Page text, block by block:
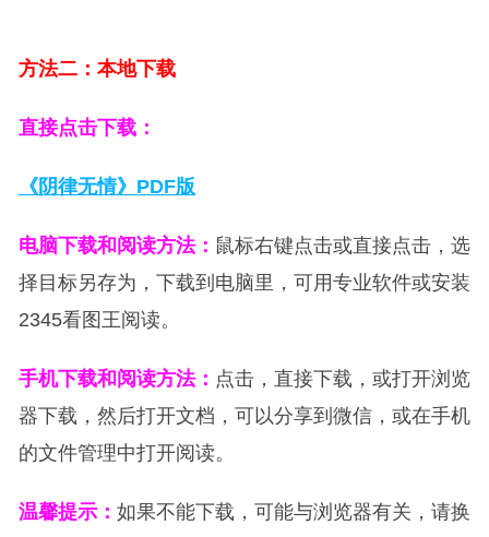
方法二：本地下载
直接点击下载：
《阴律无情》PDF版
电脑下载和阅读方法： 鼠标右键点击或直接点击，选
择目标另存为，下载到电脑里，可用专业软件或安装
2345看图王阅读。
手机下载和阅读方法： 点击，直接下载，或打开浏览
器下载，然后打开文档，可以分享到微信，或在手机
的文件管理中打开阅读。
温馨提示： 如果不能下载，可能与浏览器有关，请换